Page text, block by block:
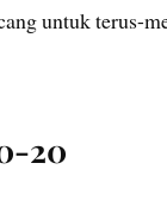
untuk terus-
20